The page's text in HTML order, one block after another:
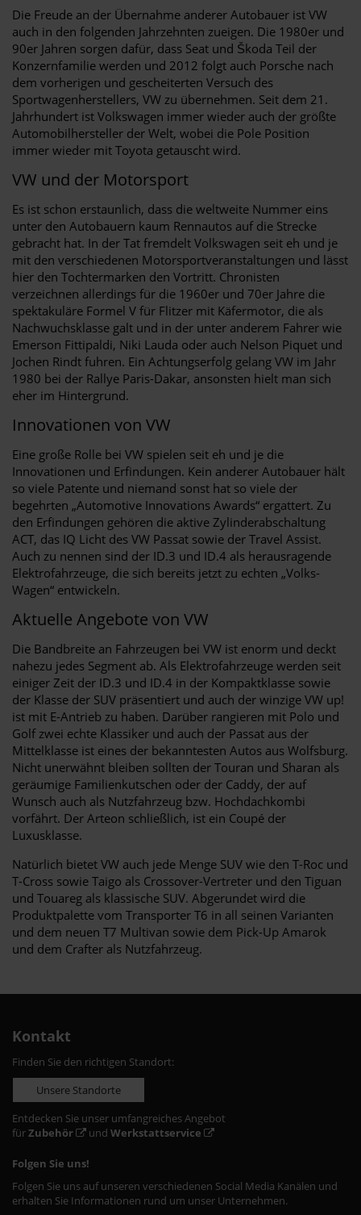
Die Freude an der Übernahme anderer Autobauer ist VW
auch in den folgenden Jahrzehnten zueigen. Die 1980er und
90er Jahren sorgen dafür, dass Seat und Škoda Teil der
Konzernfamilie werden und 2012 folgt auch Porsche nach
dem vorherigen und gescheiterten Versuch des
Sportwagenherstellers, VW zu übernehmen. Seit dem 21.
Jahrhundert ist Volkswagen immer wieder auch der größte
Automobilhersteller der Welt, wobei die Pole Position
immer wieder mit Toyota getauscht wird.
VW und der Motorsport
Es ist schon erstaunlich, dass die weltweite Nummer eins
unter den Autobauern kaum Rennautos auf die Strecke
gebracht hat. In der Tat fremdelt Volkswagen seit eh und je
mit den verschiedenen Motorsportveranstaltungen und lässt
hier den Tochtermarken den Vortritt. Chronisten
verzeichnen allerdings für die 1960er und 70er Jahre die
spektakuläre Formel V für Flitzer mit Käfermotor, die als
Nachwuchsklasse galt und in der unter anderem Fahrer wie
Emerson Fittipaldi, Niki Lauda oder auch Nelson Piquet und
Jochen Rindt fuhren. Ein Achtungserfolg gelang VW im Jahr
1980 bei der Rallye Paris-Dakar, ansonsten hielt man sich
eher im Hintergrund.
Innovationen von VW
Eine große Rolle bei VW spielen seit eh und je die
Innovationen und Erfindungen. Kein anderer Autobauer hält
so viele Patente und niemand sonst hat so viele der
begehrten „Automotive Innovations Awards“ ergattert. Zu
den Erfindungen gehören die aktive Zylinderabschaltung
ACT, das IQ Licht des VW Passat sowie der Travel Assist.
Auch zu nennen sind der ID.3 und ID.4 als herausragende
Elektrofahrzeuge, die sich bereits jetzt zu echten „Volks-
Wagen“ entwickeln.
Aktuelle Angebote von VW
Die Bandbreite an Fahrzeugen bei VW ist enorm und deckt
nahezu jedes Segment ab. Als Elektrofahrzeuge werden seit
einiger Zeit der ID.3 und ID.4 in der Kompaktklasse sowie
der Klasse der SUV präsentiert und auch der winzige VW up!
ist mit E-Antrieb zu haben. Darüber rangieren mit Polo und
Golf zwei echte Klassiker und auch der Passat aus der
Mittelklasse ist eines der bekanntesten Autos aus Wolfsburg.
Nicht unerwähnt bleiben sollten der Touran und Sharan als
geräumige Familienkutschen oder der Caddy, der auf
Wunsch auch als Nutzfahrzeug bzw. Hochdachkombi
vorfährt. Der Arteon schließlich, ist ein Coupé der
Luxusklasse.
Natürlich bietet VW auch jede Menge SUV wie den T-Roc und
T-Cross sowie Taigo als Crossover-Vertreter und den Tiguan
und Touareg als klassische SUV. Abgerundet wird die
Produktpalette vom Transporter T6 in all seinen Varianten
und dem neuen T7 Multivan sowie dem Pick-Up Amarok
und dem Crafter als Nutzfahrzeug.
Kontakt
Finden Sie den richtigen Standort:
Unsere Standorte
Entdecken Sie unser umfangreiches Angebot
fürZubehör und Werkstattservice
Folgen Sie uns!
Folgen Sie uns auf unseren verschiedenen Social Media Kanälen und
erhalten Sie Informationen rund um unser Unternehmen.